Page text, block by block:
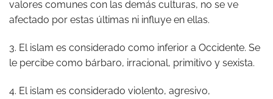
valores comunes con las demás culturas, no se ve
afectado por estas últimas ni influye en ellas.
3. El islam es considerado como inferior a Occidente. Se
le percibe como bárbaro, irracional, primitivo y sexista.
4. El islam es considerado violento, agresivo,